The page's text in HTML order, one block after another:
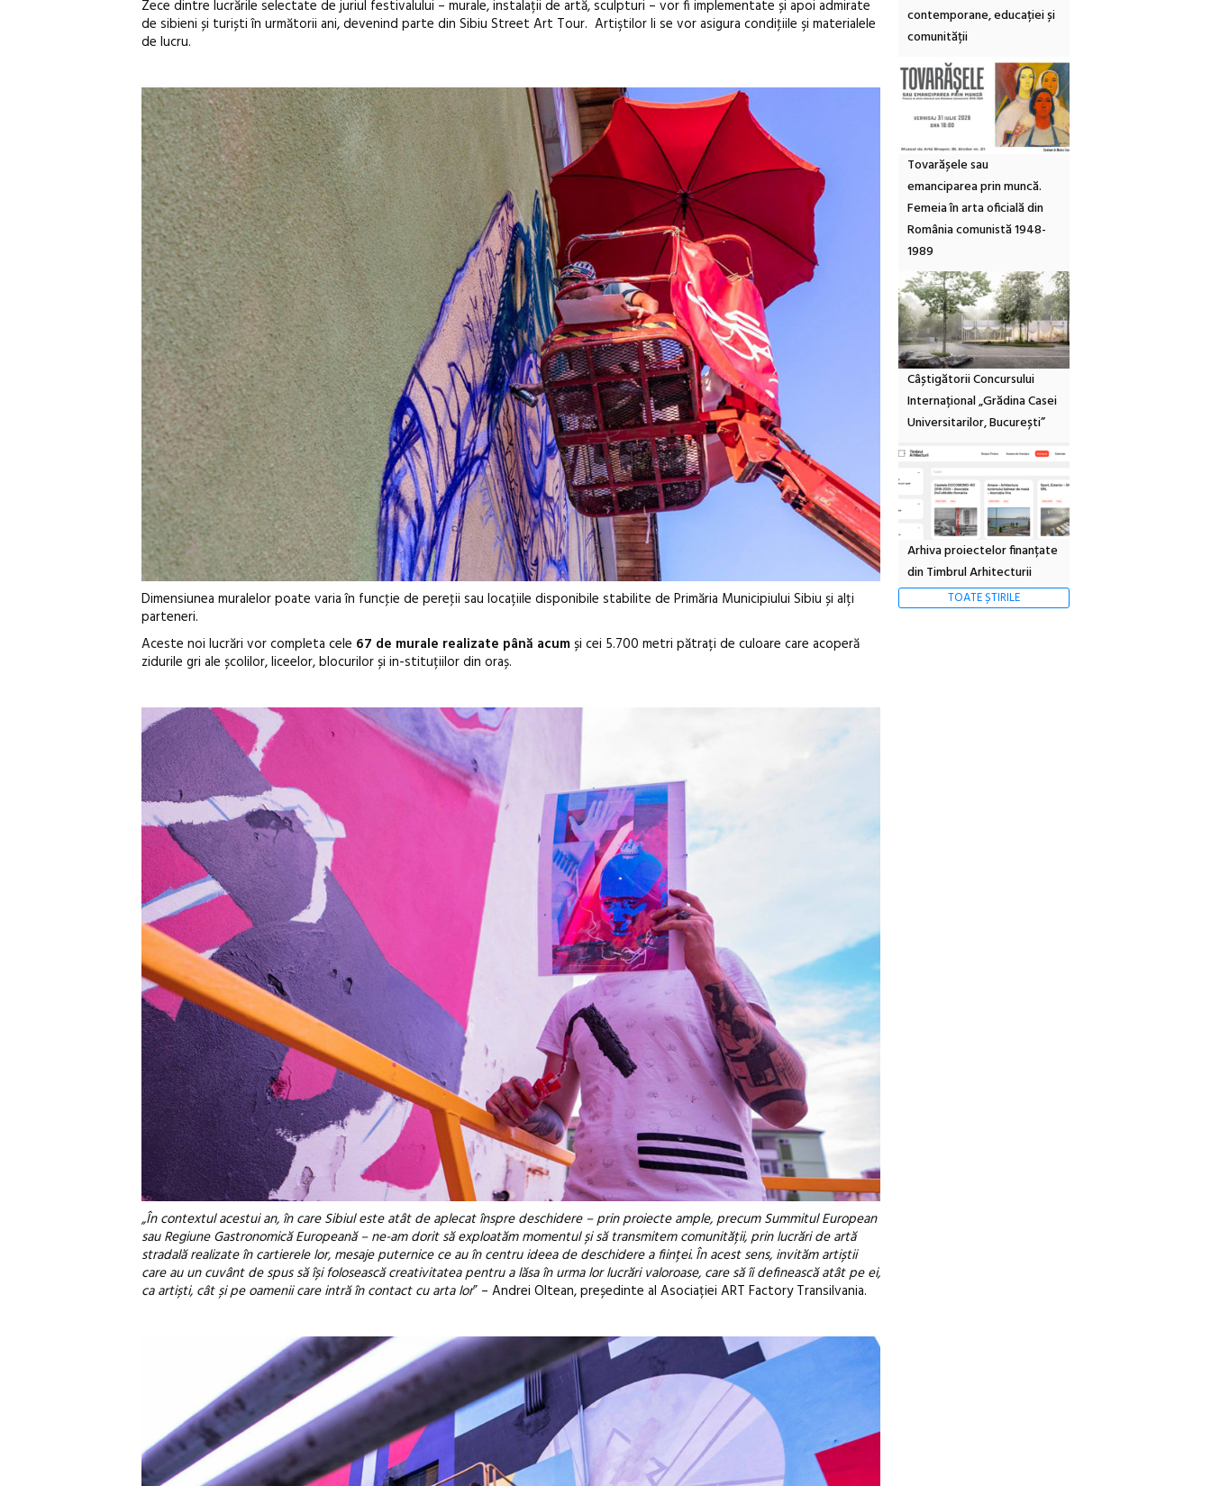
Zece dintre lucrările selectate de juriul festivalului – murale, instalații de artă, sculpturi – vor fi implementate și apoi admirate
de sibieni și turiști în următorii ani, devenind parte din Sibiu Street Art Tour. Artiştilor li se vor asigura condiţiile şi materialele
de lucru.
Dimensiunea muralelor poate varia în funcţie de pereţii sau locațiile disponibile stabilite de Primăria Municipiului Sibiu și alți
parteneri.
Aceste noi lucrări vor completa cele 67 de murale realizate până acumși cei 5.700 metri pătrați de culoare care acoperă
zidurile gri ale școlilor, liceelor, blocurilor și in-stituțiilor din oraș.
„În contextul acestui an, în care Sibiul este atât de aplecat înspre deschidere – prin proiecte ample, precum Summitul European
sau Regiune Gastronomică Europeană – ne-am dorit să exploatăm momentul și să transmitem comunității, prin lucrări de artă
stradală realizate în cartierele lor, mesaje puternice ce au în centru ideea de deschidere a ființei. În acest sens, invităm artiștii
care au un cuvânt de spus să își folosească creativitatea pentru a lăsa în urma lor lucrări valoroase, care să îi definească atât pe ei,
ca artiști, cât și pe oamenii care intră în contact cu arta lor” – Andrei Oltean, președinte al Asociației ART Factory Transilvania.
contemporane, educației și
comunității
Tovarășele sau
emanciparea prin muncă.
Femeia în arta oficială din
România comunistă 1948-
1989
Câștigătorii Concursului
Internațional „Grădina Casei
Universitarilor, București”
Arhiva proiectelor finanțate
din Timbrul Arhitecturii
TOATE ȘTIRILE